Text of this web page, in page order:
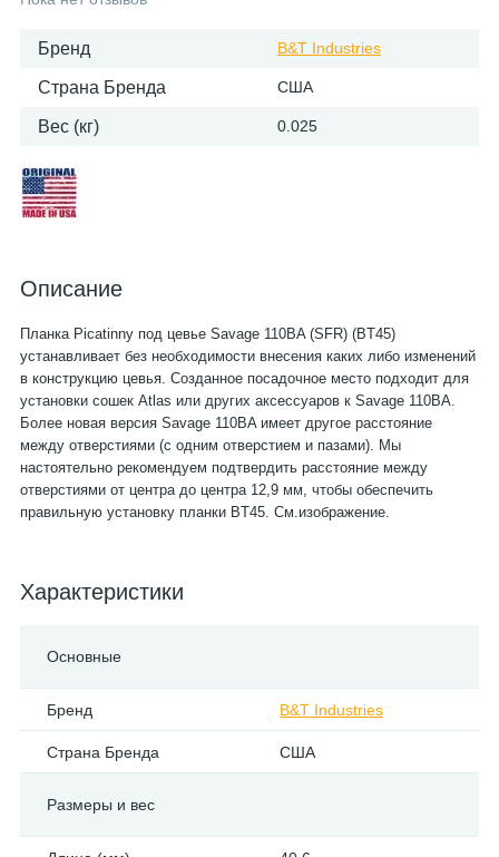
Бренд B&T Industries
Страна Бренда США
Вес (кг) 0.025
Описание
Планка Picatinny под цевье Savage 110BA (SFR) (BT45)
устанавливает без необходимости внесения каких либо изменений
в конструкцию цевья. Созданное посадочное место подходит для
установки сошек Atlas или других аксессуаров к Savage 110BA.
Более новая версия Savage 110BA имеет другое расстояние
между отверстиями (с одним отверстием и пазами). Мы
настоятельно рекомендуем подтвердить расстояние между
отверстиями от центра до центра 12,9 мм, чтобы обеспечить
правильную установку планки BT45. См.изображение.
Характеристики
Основные
Бренд B&T Industries
Страна Бренда США
Размеры и вес